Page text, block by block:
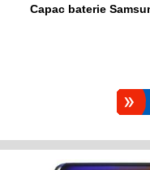
Capac baterie